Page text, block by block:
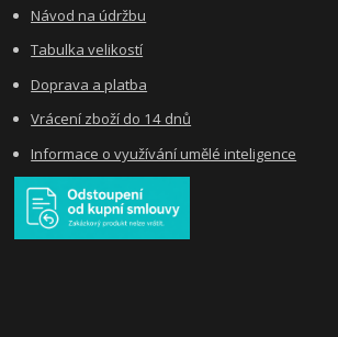
Návod na údržbu
Tabulka velikostí
Doprava a platba
Vrácení zboží do 14 dnů
Informace o využívání umělé inteligence